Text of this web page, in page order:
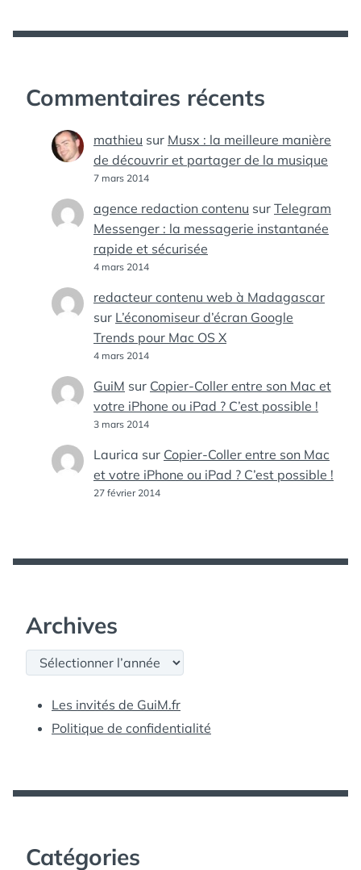
Commentaires récents
mathieu sur Musx : la meilleure manière
de découvrir et partager de la musique
7 mars 2014
agence redaction contenu sur Telegram
Messenger : la messagerie instantanée
rapide et sécurisée
4 mars 2014
redacteur contenu web à Madagascar
sur L’économiseur d’écran Google
Trends pour Mac OS X
4 mars 2014
GuiM sur Copier-Coller entre son Mac et
votre iPhone ou iPad ? C’est possible !
3 mars 2014
Laurica sur Copier-Coller entre son Mac
et votre iPhone ou iPad ? C’est possible !
27 février 2014
Archives
Archives
Les invités de GuiM.fr
Politique de confidentialité
Catégories